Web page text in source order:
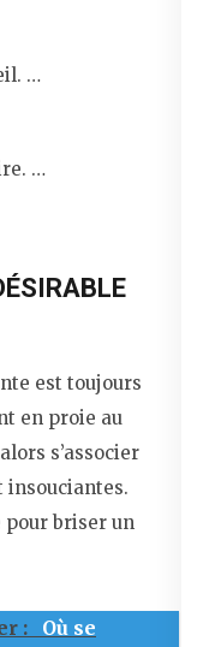
…
…
est toujours
en proie au
s’associer
insouciantes.
pour briser un
:
Où se